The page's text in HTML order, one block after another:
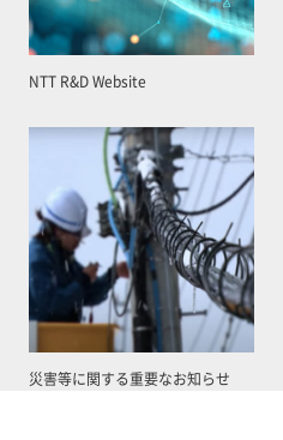
NTT R&D Website
災害等に関する重要なお知らせ